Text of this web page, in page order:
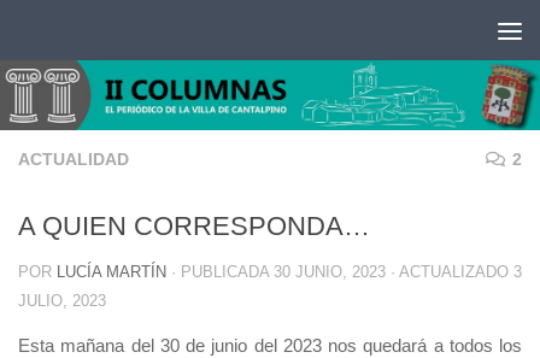
ACTUALIDAD 2
A QUIEN CORRESPONDA…
POR LUCÍA MARTÍN · PUBLICADA 30 JUNIO, 2023 · ACTUALIZADO 3
JULIO, 2023
Esta mañana del 30 de junio del 2023 nos quedará a todos los